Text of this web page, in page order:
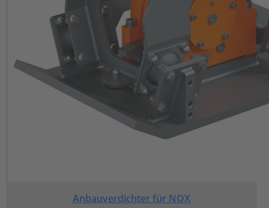
Anbauverdichter für NOX